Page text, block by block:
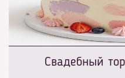
Свадебный